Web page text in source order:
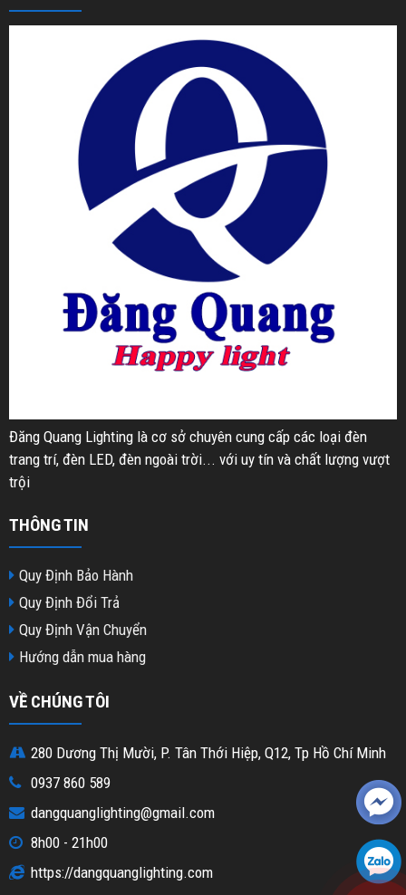
Đăng Quang Lighting là cơ sở chuyên cung cấp các loại đèn
trang trí, đèn LED, đèn ngoài trời... với uy tín và chất lượng vượt
trội
THÔNG TIN
Quy Định Bảo Hành
Quy Định Đổi Trả
Quy Định Vận Chuyển
Hướng dẫn mua hàng
VỀ CHÚNG TÔI
280 Dương Thị Mười, P. Tân Thới Hiệp, Q12, Tp Hồ Chí Minh
0937 860 589
dangquanglighting@gmail.com
8h00 - 21h00
https://dangquanglighting.com